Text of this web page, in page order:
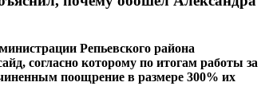
Репьевского района
согласно которому по итогам работы за
поощрение в размере 300% их